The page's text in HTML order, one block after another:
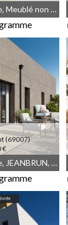
000,00 €
Résidence Principale, Meublé non géré, Droit commun, JEANBRUN
(69007)
€
000,00 €
Résidence Principale, JEANBRUN, Meublé non géré, Droit commun